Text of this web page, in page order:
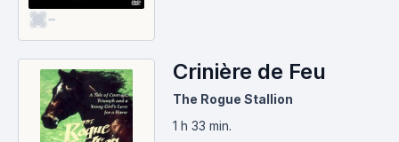
-
Crinière de Feu
The Rogue Stallion
1 h 33 min.